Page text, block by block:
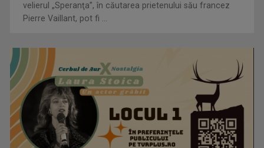
la TVR 1
velierul „Speranţa”, în căutarea prietenului său francez
Pierre Vaillant, pot fi ...